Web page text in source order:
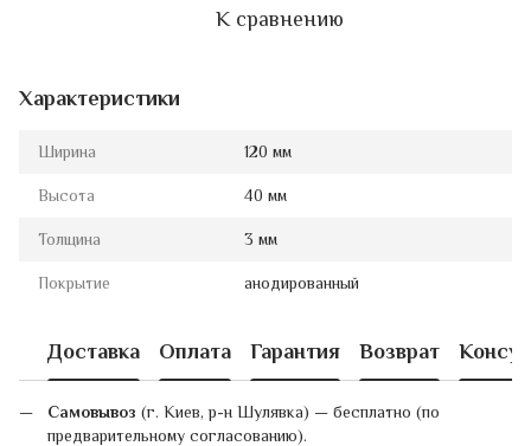
К сравнению
Характеристики
Ширина 120 мм
Высота 40 мм
Толщина 3 мм
Покрытие анодированный
Доставка Оплата Гарантия Возврат
Самовывоз (г. Киев, р-н Шулявка) — бесплатно (по
предварительному согласованию).